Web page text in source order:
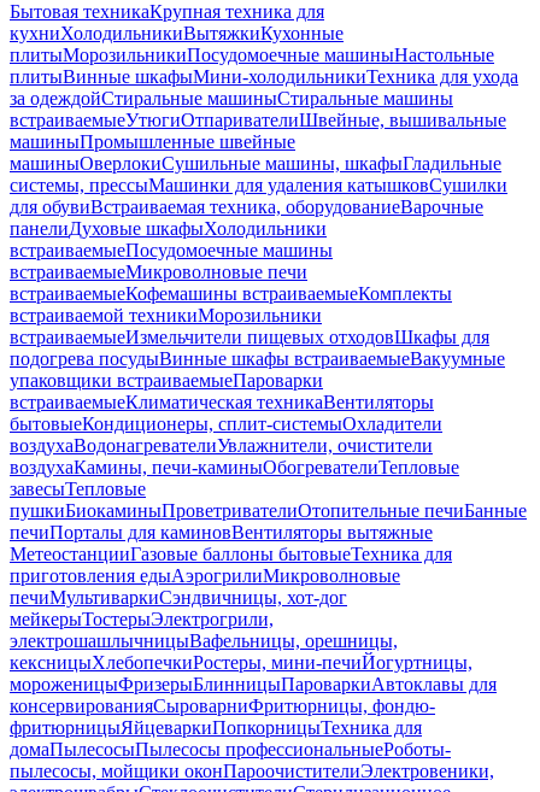
Бытовая техникаКрупная техника для
кухниХолодильникиВытяжкиКухонные
плитыМорозильникиПосудомоечные машиныНастольные
плитыВинные шкафыМини-холодильникиТехника для ухода
за одеждойСтиральные машиныСтиральные машины
встраиваемыеУтюгиОтпаривателиШвейные, вышивальные
машиныПромышленные швейные
машиныОверлокиСушильные машины, шкафыГладильные
системы, прессыМашинки для удаления катышковСушилки
для обувиВстраиваемая техника, оборудованиеВарочные
панелиДуховые шкафыХолодильники
встраиваемыеПосудомоечные машины
встраиваемыеМикроволновые печи
встраиваемыеКофемашины встраиваемыеКомплекты
встраиваемой техникиМорозильники
встраиваемыеИзмельчители пищевых отходовШкафы для
подогрева посудыВинные шкафы встраиваемыеВакуумные
упаковщики встраиваемыеПароварки
встраиваемыеКлиматическая техникаВентиляторы
бытовыеКондиционеры, сплит-системыОхладители
воздухаВодонагревателиУвлажнители, очистители
воздухаКамины, печи-каминыОбогревателиТепловые
завесыТепловые
пушкиБиокаминыПроветривателиОтопительные печиБанные
печиПорталы для каминовВентиляторы вытяжные
МетеостанцииГазовые баллоны бытовыеТехника для
приготовления едыАэрогрилиМикроволновые
печиМультиваркиСэндвичницы, хот-дог
мейкерыТостерыЭлектрогрили,
электрошашлычницыВафельницы, орешницы,
кексницыХлебопечкиРостеры, мини-печиЙогуртницы,
мороженицыФризерыБлинницыПароваркиАвтоклавы для
консервированияСыроварниФритюрницы, фондю-
фритюрницыЯйцеваркиПопкорницыТехника для
домаПылесосыПылесосы профессиональныеРоботы-
пылесосы, мойщики оконПароочистителиЭлектровеники,